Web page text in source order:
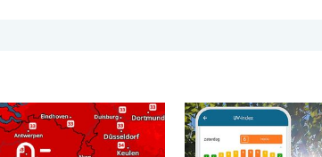
. . donderdag 23 juli 2026
overal tropisch warm. Tot maximaal 35 graden. . .
Zonkracht blijft hoog.